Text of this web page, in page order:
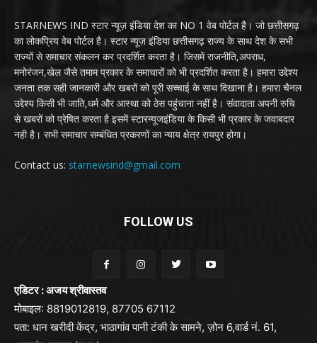
STARNEWS IND स्टार न्यूज़ इंडिया देश का NO 1 वेब पोर्टल है। जो छत्तीसगढ़
का लोकप्रिय वेब पोर्टल है। स्टार न्यूज़ इंडिया छत्तीसगढ़ राज्य के साथ देश के सभी
राज्यों से समाचार संकलन कर प्रदर्शित करता है। जिसमें राजनीति,अपराध,
मनोरंजन,खेल जैसे तमाम प्रकार के समाचारों को भी प्रदर्शित करता है। हमारा उद्देश्य
जनता तक सही जानकारी और खबरों को पूरी सच्चाई के साथ दिखाना है। हमारा चैनल
उद्देश्य किसी भी जाति,धर्म और आस्था को ठेस पहुंचाना नहीं है। संवादाता अपनी रुचि
से खबरों को प्रेषित करता है इसमें स्टारन्यूजइंडिया के किसी भी प्रकार के जवाबदार
नही है। सभी समाचार सम्बंधित प्रकरणों का न्याय क्षेत्र रायपुर होगा।
Contact us: starnewsind@gmail.com
FOLLOW US
एडिटर : अजय श्रीवास्तव
मोबाइल: 8819012819, 87705 67112
पता: धान खरीदी केंद्र, भाठागांव पानी टंकी के सामने, ज़ोन 6,वार्ड नं. 61,